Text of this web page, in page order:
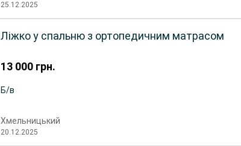
25.12.2025
13 000 грн.
Ліжко у спальню з ортопедичним матрасом
Б/в
Хмельницький
20.12.2025